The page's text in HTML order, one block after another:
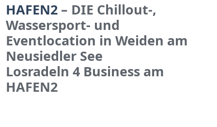
HAFEN2 – DIE Chillout-,
Wassersport- und
Eventlocation in Weiden am
Neusiedler See
Losradeln 4 Business am
HAFEN2